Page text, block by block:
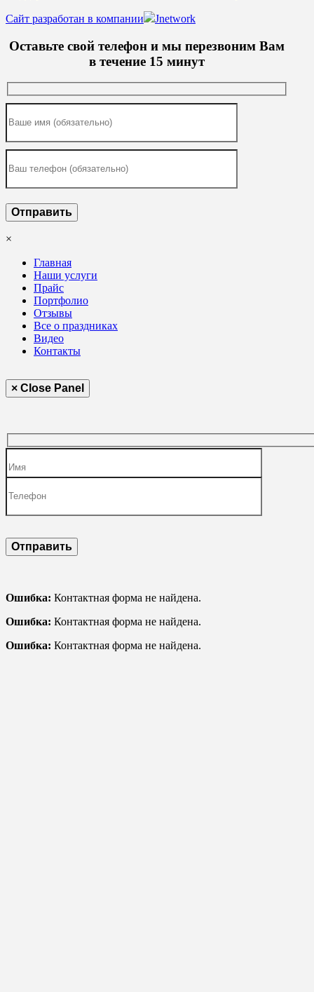
Сайт разработан в компании Jnetwork
Оставьте свой телефон и мы перезвоним Вам
в течение 15 минут
×
Главная
Наши услуги
Прайс
Портфолио
Отзывы
Все о праздниках
Видео
Контакты
× Close Panel
Ошибка: Контактная форма не найдена.
Ошибка: Контактная форма не найдена.
Ошибка: Контактная форма не найдена.